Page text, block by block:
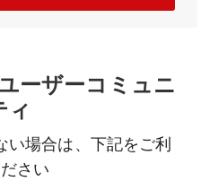
ーザーコミュニ
ィ
い場合は、下記をご利
さい